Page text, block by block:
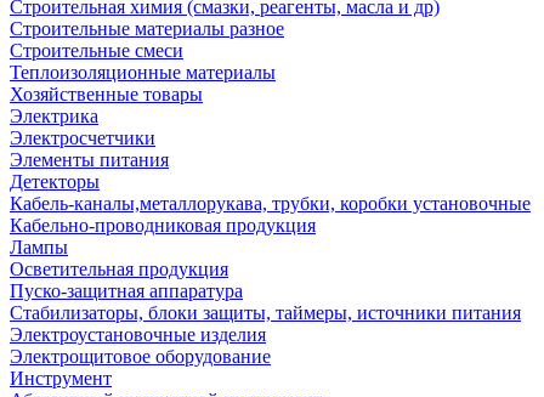
Строительная химия (смазки, реагенты, масла и др)
Строительные материалы разное
Строительные смеси
Теплоизоляционные материалы
Хозяйственные товары
Электрика
Электросчетчики
Элементы питания
Детекторы
Кабель-каналы,металлорукава, трубки, коробки установочные
Кабельно-проводниковая продукция
Лампы
Осветительная продукция
Пуско-защитная аппаратура
Стабилизаторы, блоки защиты, таймеры, источники питания
Электроустановочные изделия
Электрощитовое оборудование
Инструмент